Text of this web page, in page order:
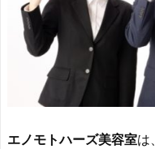
エノモトハーズ美容室は、